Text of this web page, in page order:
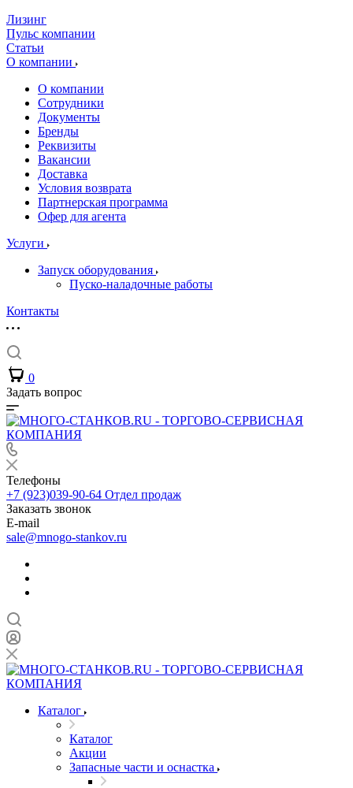
Лизинг
Пульс компании
Статьи
О компании
О компании
Сотрудники
Документы
Бренды
Реквизиты
Вакансии
Доставка
Условия возврата
Партнерская программа
Офер для агента
Услуги
Запуск оборудования
Пуско-наладочные работы
Контакты
0
Задать вопрос
Телефоны
+7 (923)039-90-64 Отдел продаж
Заказать звонок
E-mail
sale@mnogo-stankov.ru
Каталог
Каталог
Акции
Запасные части и оснастка